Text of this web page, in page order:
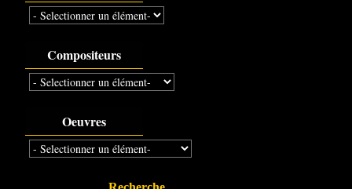
Compositeurs
Oeuvres